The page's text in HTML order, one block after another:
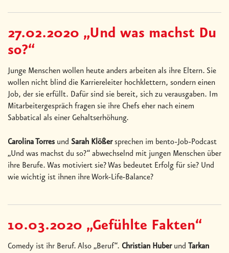
27.02.2020 „Und was machst Du
so?“
Junge Menschen wollen heute anders arbeiten als ihre Eltern. Sie
wollen nicht blind die Karriereleiter hochklettern, sondern einen
Job, der sie erfüllt. Dafür sind sie bereit, sich zu verausgaben. Im
Mitarbeitergespräch fragen sie ihre Chefs eher nach einem
Sabbatical als einer Gehaltserhöhung.
Carolina Torres und Sarah Klößersprechen im bento-Job-Podcast
„Und was machst du so?“ abwechselnd mit jungen Menschen über
ihre Berufe. Was motiviert sie? Was bedeutet Erfolg für sie? Und
wie wichtig ist ihnen ihre Work-Life-Balance?
10.03.2020 „Gefühlte Fakten“
Comedy ist ihr Beruf. Also „Beruf“. Christian Huberund Tarkan